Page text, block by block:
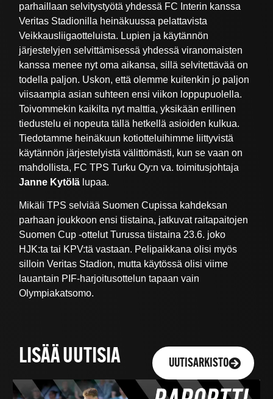
parhaillaan selvitystyötä yhdessä FC Interin kanssa
Veritas Stadionilla heinäkuussa pelattavista
Veikkausliigaotteluista. Lupien ja käytännön
järjestelyjen selvittämisessä yhdessä viranomaisten
kanssa menee nyt oma aikansa, sillä selvitettävää on
todella paljon. Uskon, että olemme kuitenkin jo paljon
viisaampia asian suhteen ensi viikon loppupuolella.
Toivommekin kaikilta nyt malttia, yksikään erillinen
tiedustelu ei nopeuta tällä hetkellä asioiden kulkua.
Tiedotamme heinäkuun kotiotteluihimme liittyvistä
käytännön järjestelyistä välittömästi, kun se vaan on
mahdollista, FC TPS Turku Oy:n va. toimitusjohtaja
Janne Kytölä lupaa.
Mikäli TPS selviää Suomen Cupissa kahdeksan
parhaan joukkoon ensi tiistaina, jatkuvat raitapaitojen
Suomen Cup -ottelut Turussa tiistaina 23.6. joko
HJK:ta tai KPV:tä vastaan. Pelipaikkana olisi myös
silloin Veritas Stadion, mutta käytössä olisi viime
lauantain PIF-harjoitusottelun tapaan vain
Olympiakatsomo.
LISÄÄ UUTISIA UUTISARKISTO